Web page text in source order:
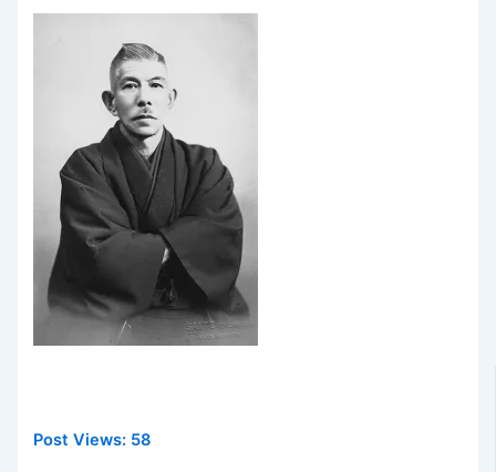
Post Views: 58